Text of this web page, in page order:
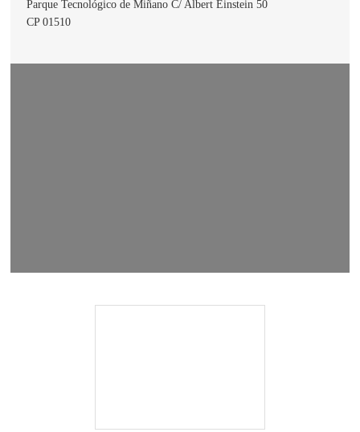
Parque Tecnológico de Miñano C/ Albert Einstein 50
CP 01510